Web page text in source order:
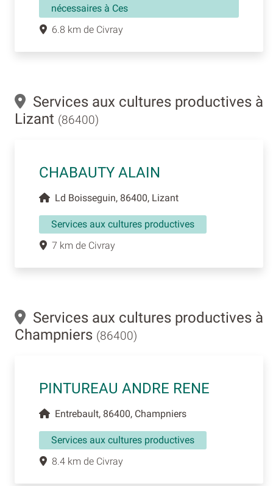
nécessaires à Ces
6.8 km de Civray
Services aux cultures productives à
Lizant (86400)
CHABAUTY ALAIN
Ld Boisseguin, 86400, Lizant
Services aux cultures productives
7 km de Civray
Services aux cultures productives à
Champniers (86400)
PINTUREAU ANDRE RENE
Entrebault, 86400, Champniers
Services aux cultures productives
8.4 km de Civray